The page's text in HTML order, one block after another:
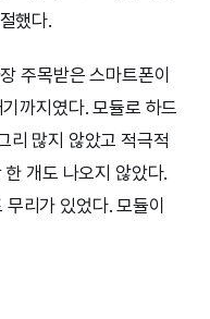
했다.
주목받은 스마트폰이
까지였다. 모듈로 하드
리 많지 않았고 적극적
개도 나오지 않았다.
리가 있었다. 모듈이